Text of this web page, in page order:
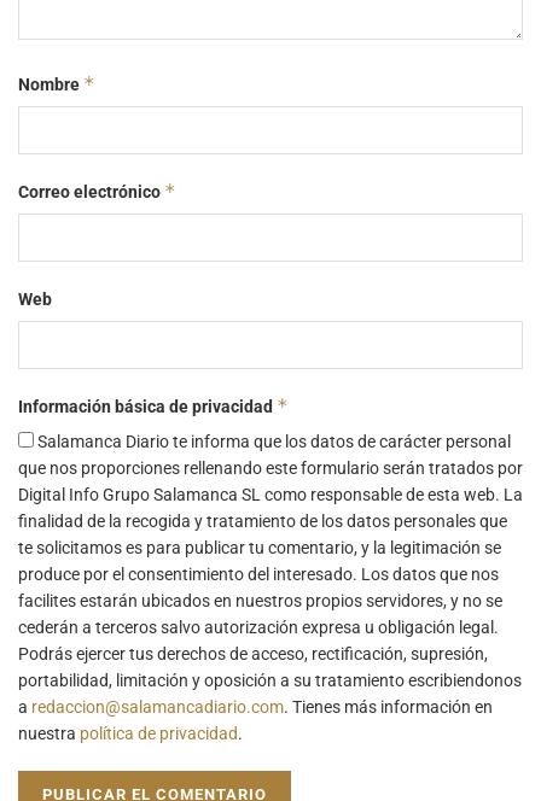
Nombre *
Correo electrónico *
Web
Información básica de privacidad *
Salamanca Diario te informa que los datos de carácter personal
que nos proporciones rellenando este formulario serán tratados por
Digital Info Grupo Salamanca SL como responsable de esta web. La
finalidad de la recogida y tratamiento de los datos personales que
te solicitamos es para publicar tu comentario, y la legitimación se
produce por el consentimiento del interesado. Los datos que nos
facilites estarán ubicados en nuestros propios servidores, y no se
cederán a terceros salvo autorización expresa u obligación legal.
Podrás ejercer tus derechos de acceso, rectificación, supresión,
portabilidad, limitación y oposición a su tratamiento escribiendonos
a redaccion@salamancadiario.com. Tienes más información en
nuestra política de privacidad.